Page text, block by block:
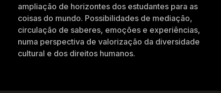
ampliação de horizontes dos estudantes para as
coisas do mundo. Possibilidades de mediação,
circulação de saberes, emoções e experiências,
numa perspectiva de valorização da diversidade
cultural e dos direitos humanos.